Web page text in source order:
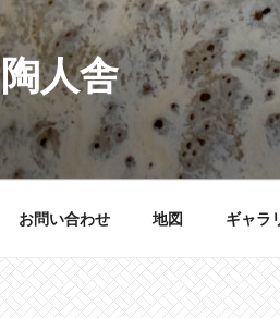
人舎
お問い合わせ 地図 ギャラ